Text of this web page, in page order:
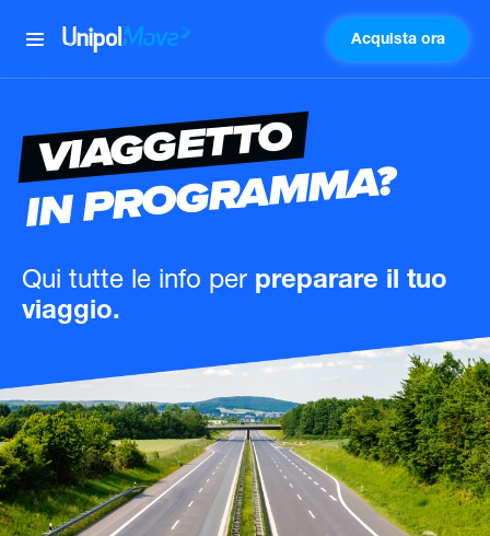
UnipolMove Acquista ora
VIAGGETTO
IN PROGRAMMA?
Qui tutte le info per preparare il tuo
viaggio.